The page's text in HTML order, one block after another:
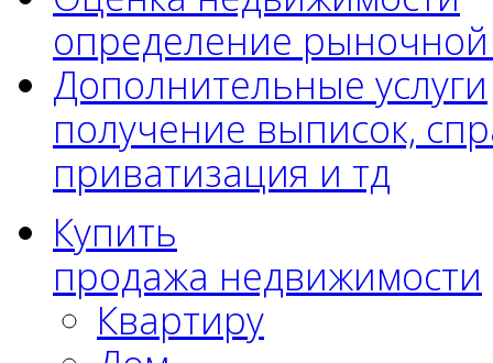
определение рыночной
Дополнительные услуги
получение выписок,
приватизация и тд
Купить
продажа недвижимости
Квартиру